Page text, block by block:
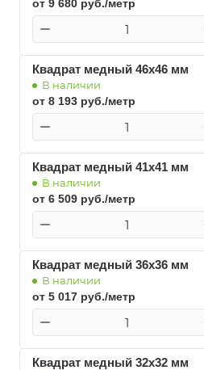
от 9 680 руб./метр
Квадрат медный 46х46 мм
В наличии
от 8 193 руб./метр
Квадрат медный 41х41 мм
В наличии
от 6 509 руб./метр
Квадрат медный 36х36 мм
В наличии
от 5 017 руб./метр
Квадрат медный 32х32 мм